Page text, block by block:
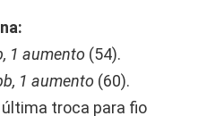
1 aumento (54).
1 aumento (60).
troca para fio